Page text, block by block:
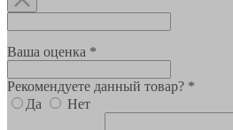
Ваша оценка *
Рекомендуете данный товар? *
Да
Нет